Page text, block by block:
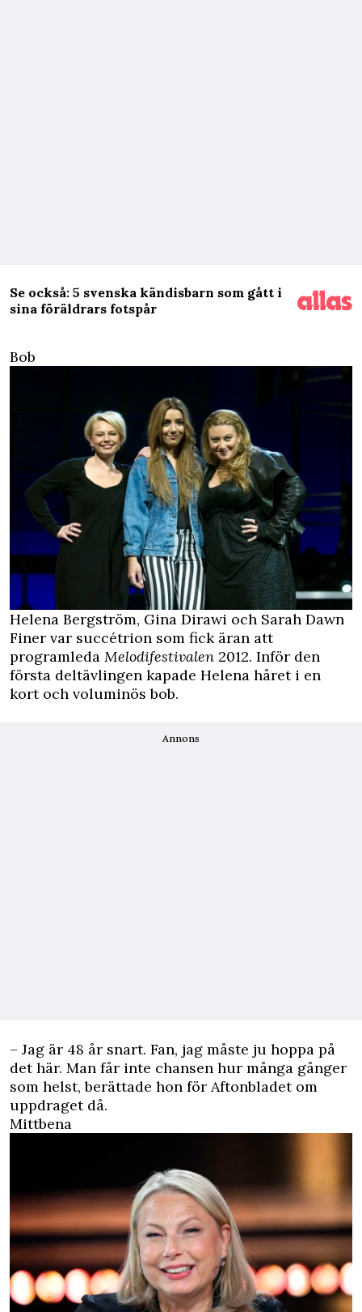
Se också: 5 svenska kändisbarn som gått i
sina föräldrars fotspår
Bob
Helena Bergström, Gina Dirawi och Sarah Dawn
Finer var succétrion som fick äran att
programleda Melodifestivalen 2012. Inför den
första deltävlingen kapade Helena håret i en
kort och voluminös bob.
Annons
– Jag är 48 år snart. Fan, jag måste ju hoppa på
det här. Man får inte chansen hur många gånger
som helst, berättade hon för Aftonbladetom
uppdraget då.
Mittbena